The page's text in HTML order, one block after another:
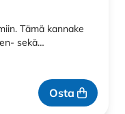
Tämä kannake
sekä…
Osta